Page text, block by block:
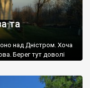
та
над Дністром. Хоча
Берег тут доволі
навколишніх